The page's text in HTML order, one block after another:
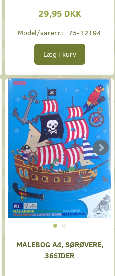
29,95 DKK
Model/varenr.: 75-12194
Læg i kurv
MALEBOG A4, SØRØVERE,
36SIDER